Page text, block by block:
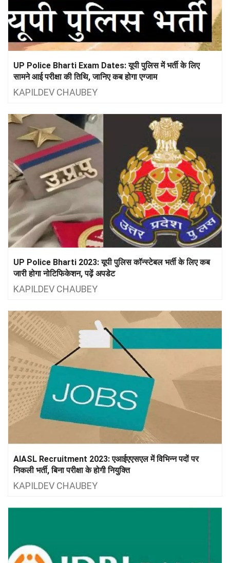
UP Police Bharti Exam Dates: यूपी पुलिस में भर्ती के लिए
सामने आई परीक्षा की तिथि, जानिए कब होगा एग्जाम
KAPILDEV CHAUBEY
UP Police Bharti 2023: यूपी पुलिस कॉन्स्टेबल भर्ती के लिए कब
जारी होगा नोटिफिकेशन, पढ़ें अपडेट
KAPILDEV CHAUBEY
AIASL Recruitment 2023: एआईएएसएल में विभिन्न पदों पर
निकली भर्ती, बिना परीक्षा के होगी नियुक्ति
KAPILDEV CHAUBEY